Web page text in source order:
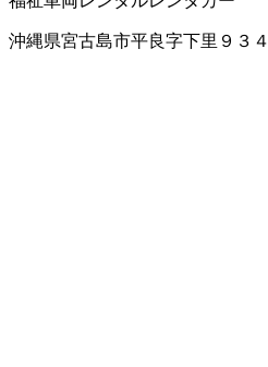
沖縄県宮古島市平良字下里９３４